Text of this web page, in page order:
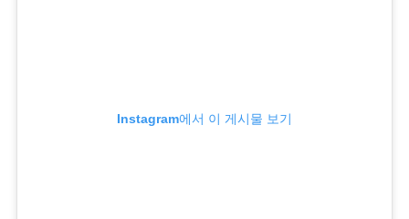
Instagram에서 이 게시물 보기